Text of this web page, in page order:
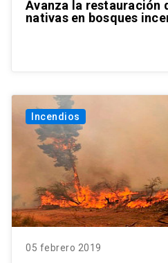
Avanza la restauración
nativas en bosques
Incendios
05 febrero 2019